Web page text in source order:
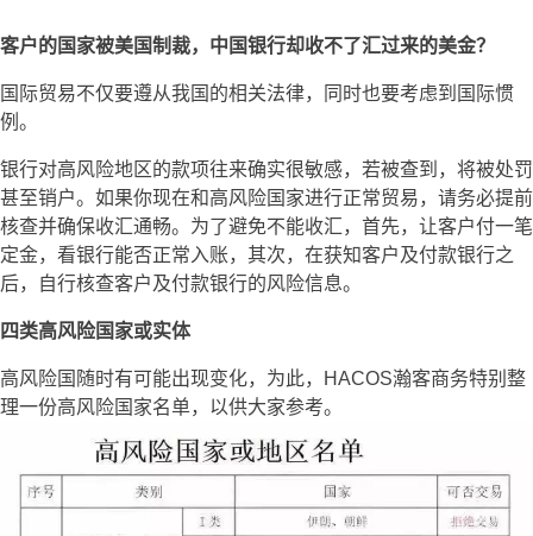
客户的国家被美国制裁，中国银行却收不了汇过来的美金？
国际贸易不仅要遵从我国的相关法律，同时也要考虑到国际惯
例。
银行对高风险地区的款项往来确实很敏感，若被查到，将被处罚
甚至销户。如果你现在和高风险国家进行正常贸易，请务必提前
核查并确保收汇通畅。为了避免不能收汇，首先，让客户付一笔
定金，看银行能否正常入账，其次，在获知客户及付款银行之
后，自行核查客户及付款银行的风险信息。
四类高风险国家或实体
高风险国随时有可能出现变化，为此，HACOS瀚客商务特别整
理一份高风险国家名单，以供大家参考。